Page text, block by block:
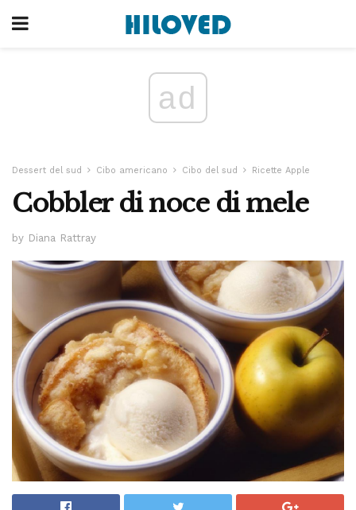
ad
Dessert del sud Cibo americano Cibo del sud Ricette Apple
Cobbler di noce di mele
by Diana Rattray